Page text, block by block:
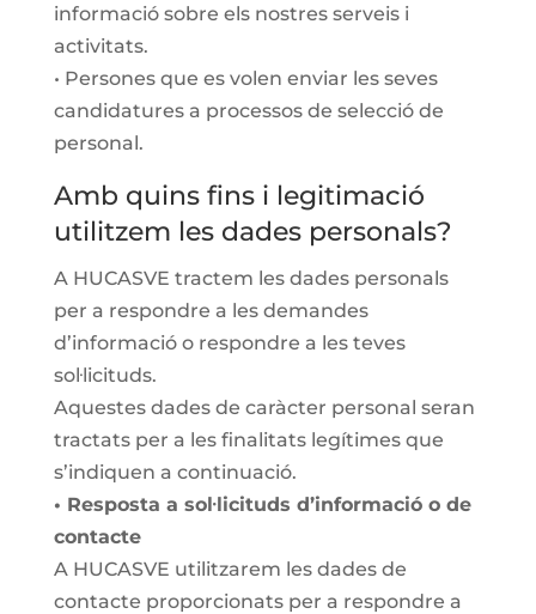
informació sobre els nostres serveis i
activitats.
• Persones que es volen enviar les seves
candidatures a processos de selecció de
personal.
Amb quins fins i legitimació
utilitzem les dades personals?
A HUCASVE tractem les dades personals
per a respondre a les demandes
d’informació o respondre a les teves
sol·licituds.
Aquestes dades de caràcter personal seran
tractats per a les finalitats legítimes que
s’indiquen a continuació.
• Resposta a sol·licituds d’informació o de
contacte
A HUCASVE utilitzarem les dades de
contacte proporcionats per a respondre a